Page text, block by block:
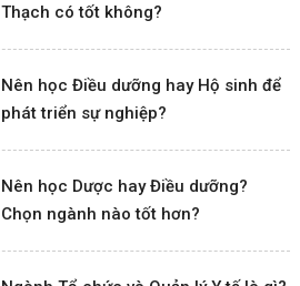
Thạch có tốt không?
Nên học Điều dưỡng hay Hộ sinh để
phát triển sự nghiệp?
Nên học Dược hay Điều dưỡng?
Chọn ngành nào tốt hơn?